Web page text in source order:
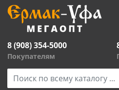
8 (908) 354-5000
Покупателям